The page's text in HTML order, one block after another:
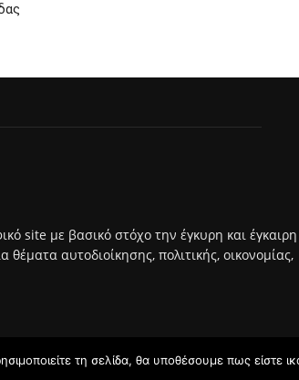
site με βασικό στόχο την έγκυρη και έγκαιρη
αυτοδιοίκησης, πολιτικής, οικονομίας,
τη σελίδα, θα υποθέσουμε πως είστε